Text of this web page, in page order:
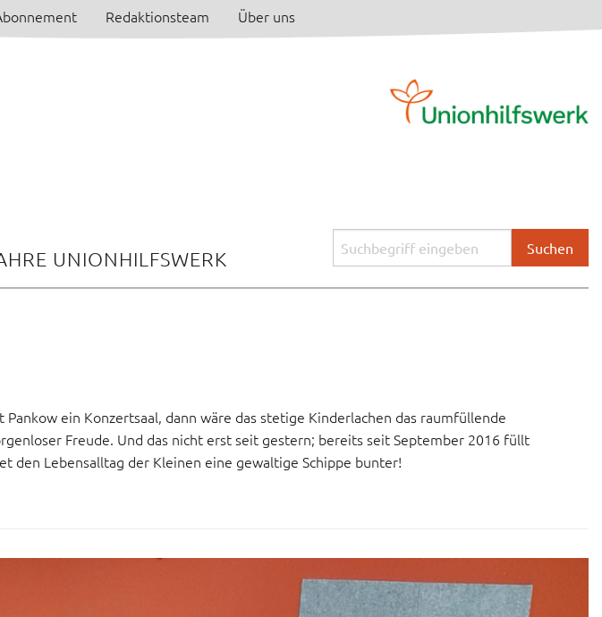
Redaktionsteam Über uns
UNIONHILFSWERK
ein Konzertsaal, dann wäre das stetige Kinderlachen das raumfüllende
Freude. Und das nicht erst seit gestern; bereits seit September 2016 füllt
den Lebensalltag der Kleinen eine gewaltige Schippe bunter!